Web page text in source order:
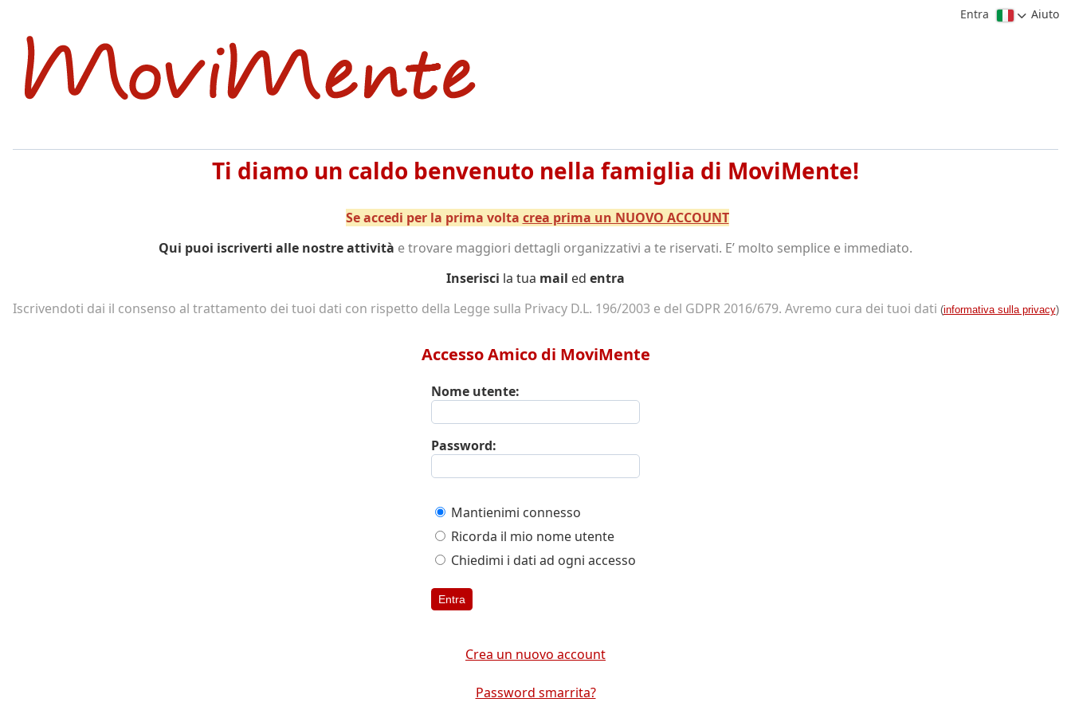
Entra Aiuto
Ti diamo un caldo benvenuto nella famiglia di MoviMente!
Se accedi per la prima volta crea prima un NUOVO ACCOUNT
Qui puoi iscriverti alle nostre attività e trovare maggiori dettagli organizzativi a te riservati. E’ molto semplice e immediato.
Inserisci la tua mail ed entra
Iscrivendoti dai il consenso al trattamento dei tuoi dati con rispetto della Legge sulla Privacy D.L. 196/2003 e del GDPR 2016/679. Avremo cura dei tuoi dati (informativa sulla privacy)
Accesso Amico di MoviMente
Nome utente:
Password:
Mantienimi connesso
Ricorda il mio nome utente
Chiedimi i dati ad ogni accesso
Entra
Crea un nuovo account
Password smarrita?